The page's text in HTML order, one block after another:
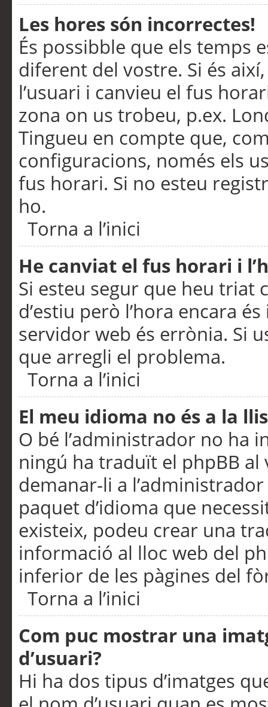
Les hores són incorrectes!
És possibble que els temps
diferent del vostre. Si és
l’usuari i canvieu el fus
zona on us trobeu, p.ex.
Tingueu en compte que,
configuracions, només els
fus horari. Si no esteu
ho.
Torna a l’inici
He canviat el fus horari i
Si esteu segur que heu triat
d’estiu però l’hora encara
servidor web és errònia. Si
que arregli el problema.
Torna a l’inici
El meu idioma no és a la
O bé l’administrador no ha
ningú ha traduït el phpBB
demanar-li a
paquet d’idioma que
existeix, podeu crear una
informació al lloc web del
inferior de les pàgines del
Torna a l’inici
Com puc mostrar una
d’usuari?
Hi ha dos tipus d’imatges